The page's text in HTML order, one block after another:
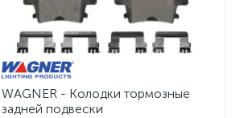
WAGNER - Колодки тормозные
задней подвески